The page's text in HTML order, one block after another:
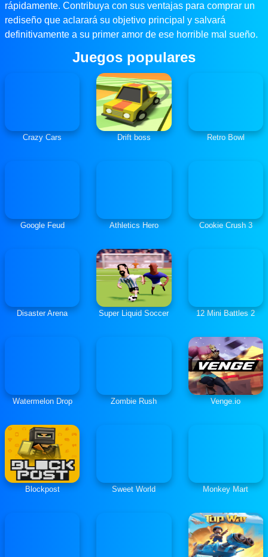
rápidamente. Contribuya con sus ventajas para comprar un
rediseño que aclarará su objetivo principal y salvará
definitivamente a su primer amor de ese horrible mal sueño.
Juegos populares
Crazy Cars Drift boss Retro Bowl
Google Feud Athletics Hero Cookie Crush 3
Disaster Arena Super Liquid Soccer 12 Mini Battles 2
Watermelon Drop Zombie Rush Venge.io
Blockpost Sweet World Monkey Mart